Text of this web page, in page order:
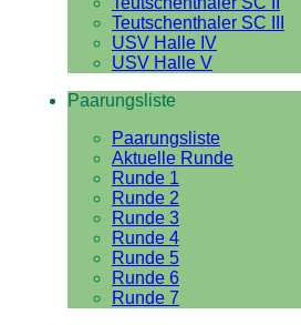
Teutschenthaler SC III
USV Halle IV
USV Halle V
Paarungsliste
Paarungsliste
Aktuelle Runde
Runde 1
Runde 2
Runde 3
Runde 4
Runde 5
Runde 6
Runde 7